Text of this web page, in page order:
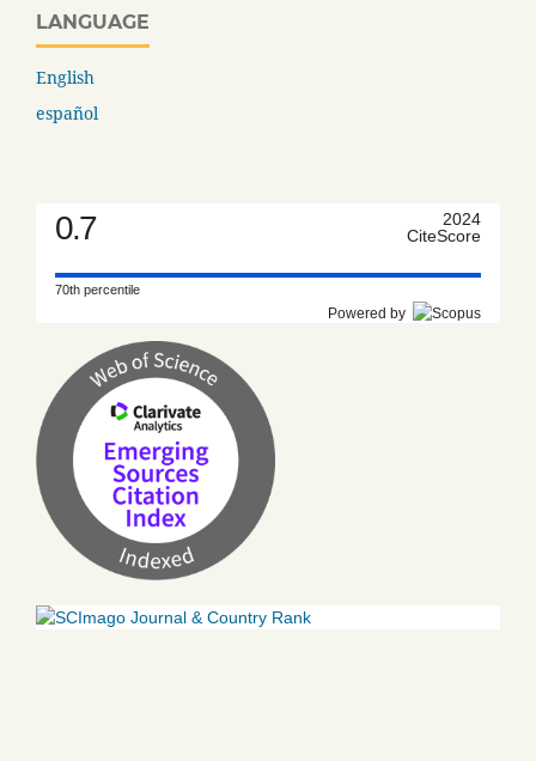
LANGUAGE
English
español
0.7
2024
CiteScore
70th percentile
Powered by